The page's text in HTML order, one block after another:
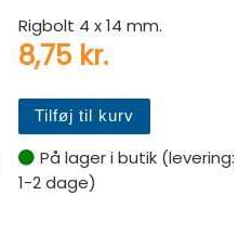
Rigbolt 4 x 14 mm.
8,75 kr.
Tilføj til kurv
På lager i butik (levering:
1-2 dage)